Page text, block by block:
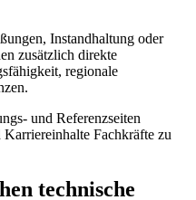
Instandhaltung oder
zusätzlich direkte
regionale
und Referenzseiten
Fachkräfte zu
technische